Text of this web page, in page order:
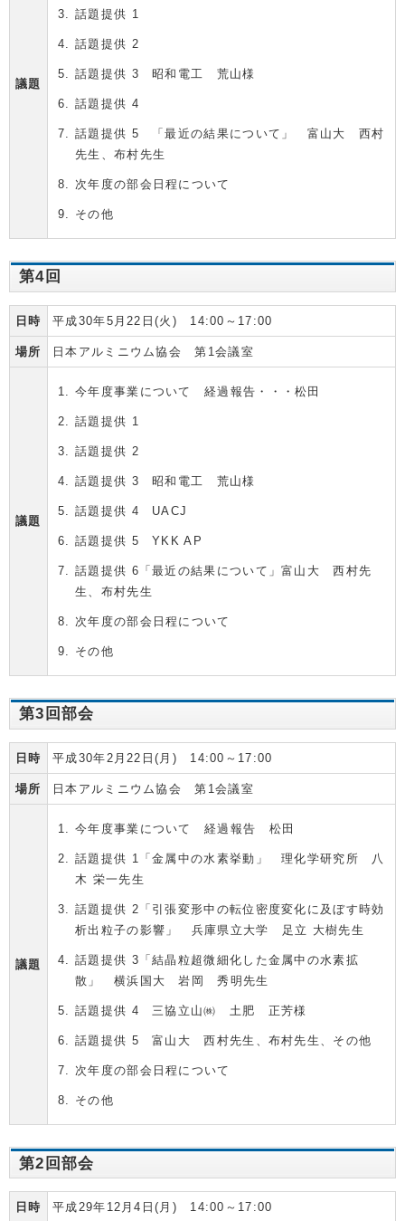
議題
話題提供 1
話題提供 2
話題提供 3 昭和電工 荒山様
話題提供 4
話題提供 5 「最近の結果について」 富山大 西村
先生、布村先生
次年度の部会日程について
その他
第4回
日時 平成30年5月22日(火) 14:00～17:00
場所 日本アルミニウム協会 第1会議室
議題
今年度事業について 経過報告・・・松田
話題提供 1
話題提供 2
話題提供 3 昭和電工 荒山様
話題提供 4 UACJ
話題提供 5 YKK AP
話題提供 6「最近の結果について」富山大 西村先
生、布村先生
次年度の部会日程について
その他
第3回部会
日時 平成30年2月22日(月) 14:00～17:00
場所 日本アルミニウム協会 第1会議室
議題
今年度事業について 経過報告 松田
話題提供 1「金属中の水素挙動」 理化学研究所 八
木 栄一先生
話題提供 2「引張変形中の転位密度変化に及ぼす時効
析出粒子の影響」 兵庫県立大学 足立 大樹先生
話題提供 3「結晶粒超微細化した金属中の水素拡
散」 横浜国大 岩岡 秀明先生
話題提供 4 三協立山㈱ 土肥 正芳様
話題提供 5 富山大 西村先生、布村先生、その他
次年度の部会日程について
その他
第2回部会
日時 平成29年12月4日(月) 14:00～17:00